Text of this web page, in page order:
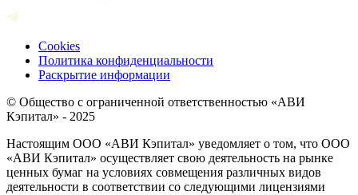
Cookies
Политика конфиденциальности
Раскрытие информации
© Общество с ограниченной ответственностью «АВИ
Кэпитал» - 2025
Настоящим ООО «АВИ Кэпитал» уведомляет о том, что ООО
«АВИ Кэпитал» осуществляет свою деятельность на рынке
ценных бумаг на условиях совмещения различных видов
деятельности в соответствии со следующими лицензиями